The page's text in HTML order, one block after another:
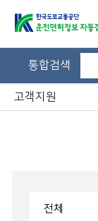
통합검색
고객지원